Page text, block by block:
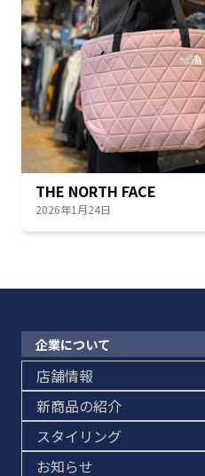
THE NORTH FACE
2026年1月24日
企業について
店舗情報
新商品の紹介
スタイリング
お知らせ